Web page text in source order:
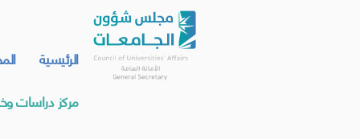
الرئيسية
مركز دراسات